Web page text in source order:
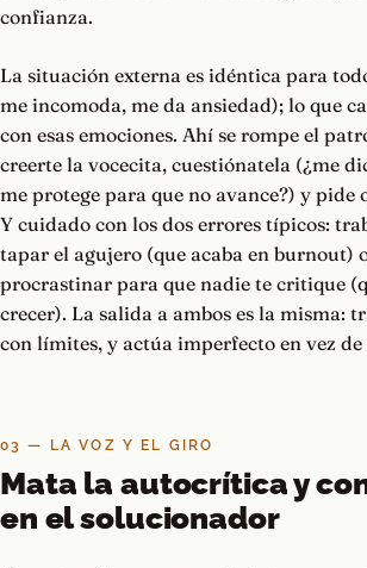
confianza.
La situación externa es idéntica para
me incomoda, me da ansiedad); lo que
con esas emociones. Ahí se rompe el
creerte la vocecita, cuestiónatela (¿me
me protege para que no avance?) y pide
Y cuidado con los dos errores típicos:
tapar el agujero (que acaba en burnout)
procrastinar para que nadie te critique
crecer). La salida a ambos es la misma:
con límites, y actúa imperfecto en vez
03 — LA VOZ Y EL GIRO
Mata la autocrítica y
en el solucionador